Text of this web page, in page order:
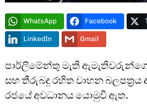
WhatsApp Facebook
LinkedIn Gmail
පාර්ලිමේන්තු මැති ඇමැතිවරුන්ගේ
සහ තීරුබදු රහිත වාහන
රජයේ අවධානය යොමුවී ඇත.